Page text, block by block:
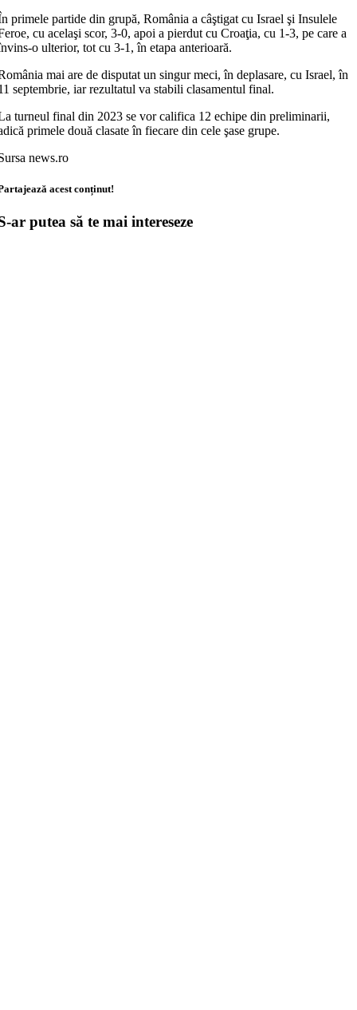
primele partide din grupă, România a câştigat cu Israel şi Insulele
cu acelaşi scor, 3-0, apoi a pierdut cu Croaţia, cu 1-3, pe care a
o ulterior, tot cu 3-1, în etapa anterioară.
mai are de disputat un singur meci, în deplasare, cu Israel, în
septembrie, iar rezultatul va stabili clasamentul final.
turneul final din 2023 se vor califica 12 echipe din preliminarii,
primele două clasate în fiecare din cele şase grupe.
news.ro
acest conținut!
ar putea să te mai intereseze